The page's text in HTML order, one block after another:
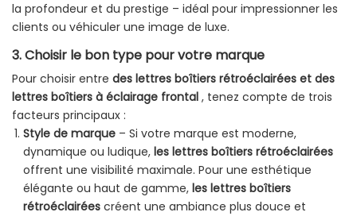
la profondeur et du prestige – idéal pour impressionner les
clients ou véhiculer une image de luxe.
3. Choisir le bon type pour votre marque
Pour choisir entre des lettres boîtiers rétroéclairées et des
lettres boîtiers à éclairage frontal , tenez compte de trois
facteurs principaux :
Style de marque – Si votre marque est moderne,
dynamique ou ludique, les lettres boîtiers rétroéclairées
offrent une visibilité maximale. Pour une esthétique
élégante ou haut de gamme, les lettres boîtiers
rétroéclairées créent une ambiance plus douce et